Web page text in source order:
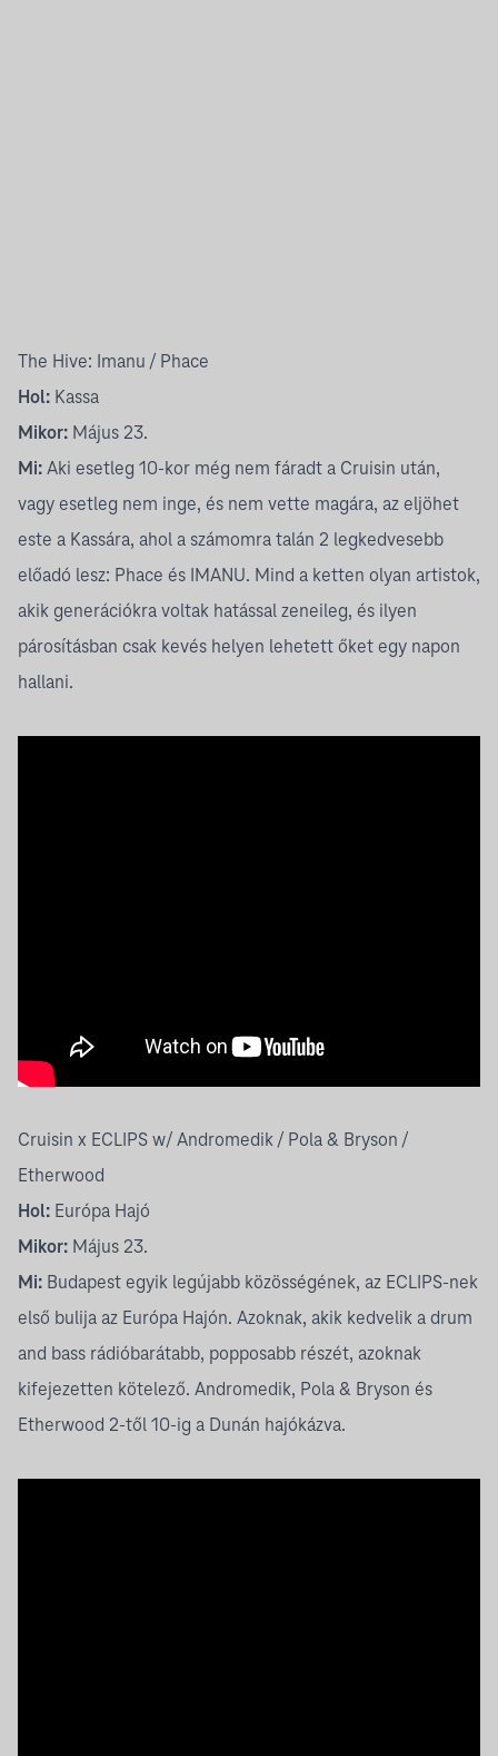
The Hive: Imanu / Phace
Hol: Kassa
Mikor: Május 23.
Mi: Aki esetleg 10-kor még nem fáradt a Cruisin után,
vagy esetleg nem inge, és nem vette magára, az eljöhet
este a Kassára, ahol a számomra talán 2 legkedvesebb
előadó lesz: Phace és IMANU. Mind a ketten olyan artistok,
akik generációkra voltak hatással zeneileg, és ilyen
párosításban csak kevés helyen lehetett őket egy napon
hallani.
Cruisin x ECLIPS w/ Andromedik / Pola & Bryson /
Etherwood
Hol: Európa Hajó
Mikor: Május 23.
Mi: Budapest egyik legújabb közösségének, az ECLIPS-nek
első bulija az Európa Hajón. Azoknak, akik kedvelik a drum
and bass rádióbarátabb, popposabb részét, azoknak
kifejezetten kötelező. Andromedik, Pola & Bryson és
Etherwood 2-től 10-ig a Dunán hajókázva.